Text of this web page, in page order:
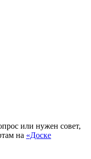
или нужен совет,
на «Доске